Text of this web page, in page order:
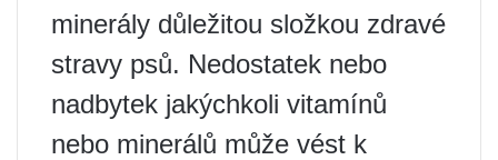
minerály důležitou složkou zdravé
stravy psů. Nedostatek nebo
nadbytek jakýchkoli vitamínů
nebo minerálů může vést k